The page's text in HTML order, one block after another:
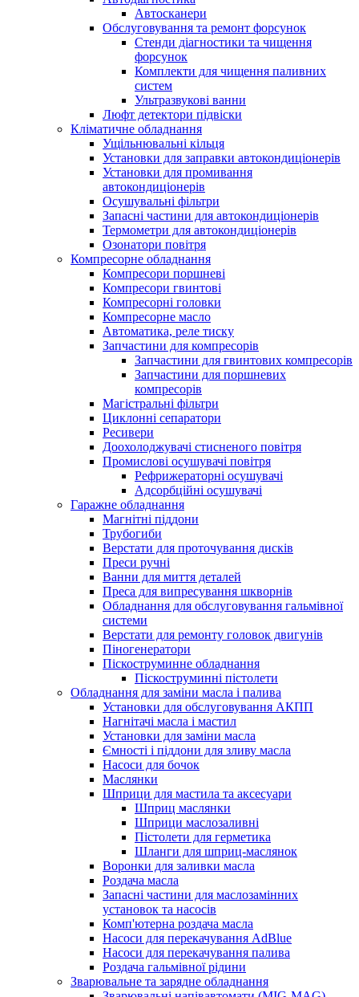
Автосканери
Обслуговування та ремонт форсунок
Стенди діагностики та чищення
форсунок
Комплекти для чищення паливних
систем
Ультразвукові ванни
Люфт детектори підвіски
Кліматичне обладнання
Ущільнювальні кільця
Установки для заправки автокондиціонерів
Установки для промивання
автокондиціонерів
Осушувальні фільтри
Запасні частини для автокондиціонерів
Термометри для автокондиціонерів
Озонатори повітря
Компресорне обладнання
Компресори поршневі
Компресори гвинтові
Компресорні головки
Компресорне масло
Автоматика, реле тиску
Запчастини для компресорів
Запчастини для гвинтових компресорів
Запчастини для поршневих
компресорів
Магістральні фільтри
Циклонні сепаратори
Ресивери
Доохолоджувачі стисненого повітря
Промислові осушувачі повітря
Рефрижераторні осушувачі
Адсорбційні осушувачі
Гаражне обладнання
Магнітні піддони
Трубогиби
Верстати для проточування дисків
Преси ручні
Ванни для миття деталей
Преса для випресування шкворнів
Обладнання для обслуговування гальмівної
системи
Верстати для ремонту головок двигунів
Піногенератори
Піскоструминне обладнання
Піскоструминні пістолети
Обладнання для заміни масла і палива
Установки для обслуговування АКПП
Нагнітачі масла і мастил
Установки для заміни масла
Ємності і піддони для зливу масла
Насоси для бочок
Маслянки
Шприци для мастила та аксесуари
Шприц маслянки
Шприци маслозаливні
Пістолети для герметика
Шланги для шприц-маслянок
Воронки для заливки масла
Роздача масла
Запасні частини для маслозамінних
установок та насосів
Комп'ютерна роздача масла
Насоси для перекачування AdBlue
Насоси для перекачування палива
Роздача гальмівної рідини
Зварювальне та зарядне обладнання